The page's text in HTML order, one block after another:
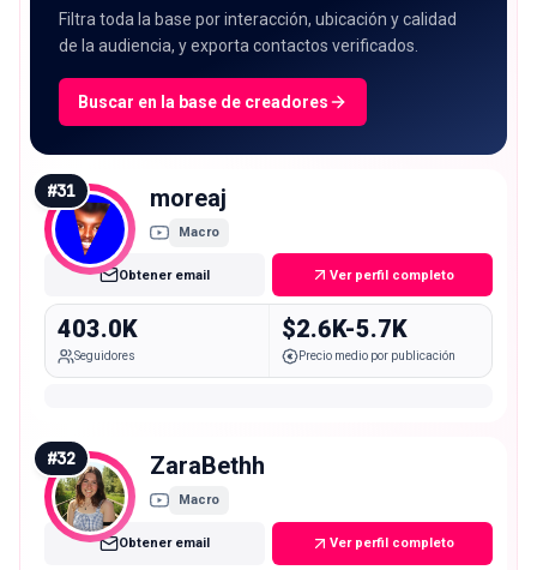
Filtra toda la base por interacción, ubicación y calidad
de la audiencia, y exporta contactos verificados.
Buscar en la base de creadores
#31 moreaj
Macro
Obtener email Ver perfil completo
403.0K
Seguidores
$2.6K-5.7K
Precio medio por publicación
#32 ZaraBethh
Macro
Obtener email Ver perfil completo